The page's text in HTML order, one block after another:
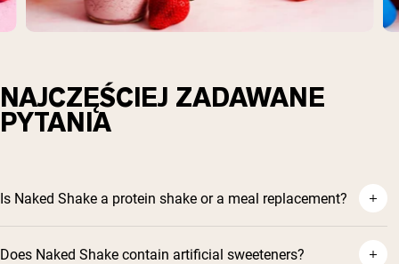
NAJCZĘŚCIEJ ZADAWANE
PYTANIA
Is Naked Shake a protein shake or a meal replacement?
Does Naked Shake contain artificial sweeteners?